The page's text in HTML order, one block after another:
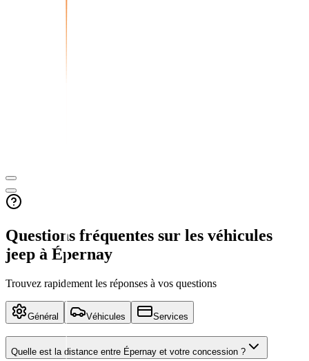
Questions fréquentes sur les véhicules
jeep à Épernay
Trouvez rapidement les réponses à vos questions
Général Véhicules Services
Quelle est la distance entre Épernay et votre concession ?